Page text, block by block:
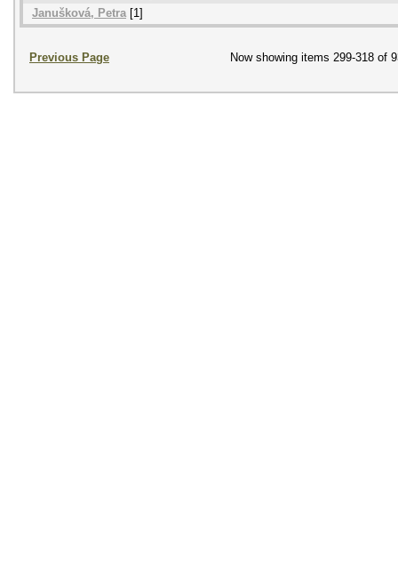
Janušková, Petra[1]
Previous Page Now showing items 299-318 of